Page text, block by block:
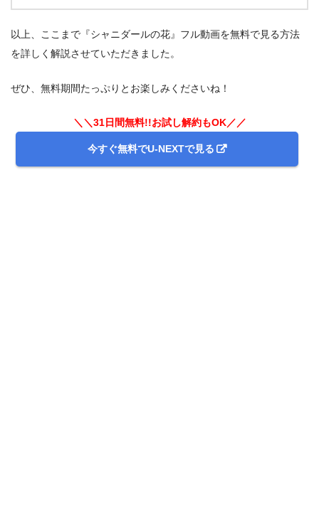
以上、ここまで『シャニダールの花』フル動画を無料で見る方法
を詳しく解説させていただきました。
ぜひ、無料期間たっぷりとお楽しみくださいね！
＼＼31日間無料!!お試し解約もOK／／
今すぐ無料でU-NEXTで見る